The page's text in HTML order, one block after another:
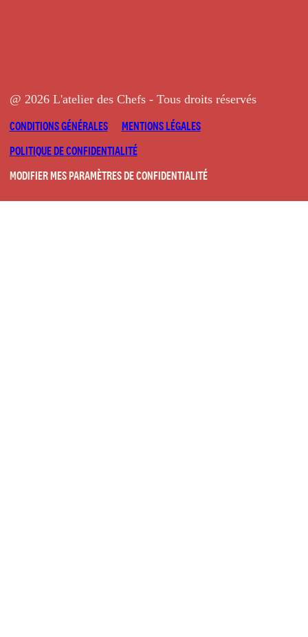
@ 2026 L'atelier des Chefs - Tous droits réservés
CONDITIONS GÉNÉRALES
MENTIONS LÉGALES
POLITIQUE DE CONFIDENTIALITÉ
MODIFIER MES PARAMÈTRES DE CONFIDENTIALITÉ